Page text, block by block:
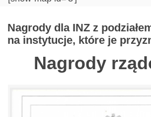
Nagrody dla INZ z
na instytucje, które je
Nagrody